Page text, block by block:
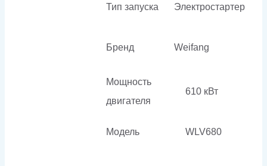
Тип запуска Электростартер
Бренд Weifang
Мощность
двигателя
610 кВт
Модель WLV680